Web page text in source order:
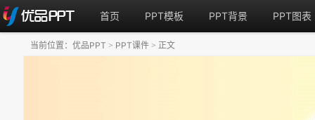
首页 PPT模板 PPT背景 PPT图表
当前位置： 优品PPT > PPT课件 > 正文